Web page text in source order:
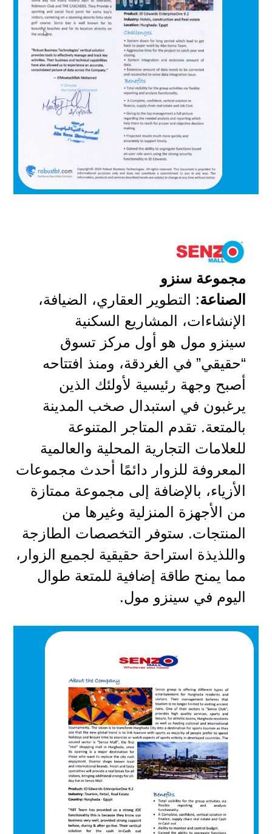
مجموعة سنزو
الصناعة: التطوير العقاري، الضيافة،
الإنشاءات، المشاريع السكنية
سينزو مول هو أول مركز تسوق
“حقيقي” في الغردقة، ومنذ افتتاحه
أصبح وجهة رئيسية لأولئك الذين
يرغبون في استبدال صخب المدينة
بالمتعة. تقدم المتاجر المتنوعة
للعلامات التجارية المحلية والعالمية
المعروفة للزوار دائمًا أحدث مجموعات
الأزياء، بالإضافة إلى مجموعة ممتازة
من الأجهزة المنزلية وغيرها من
المنتجات. ستوفر التخصصات الطازجة
واللذيذة استراحة حقيقية لجميع الزوار،
مما يمنح طاقة إضافية للمتعة طوال
اليوم في سينزو مول.